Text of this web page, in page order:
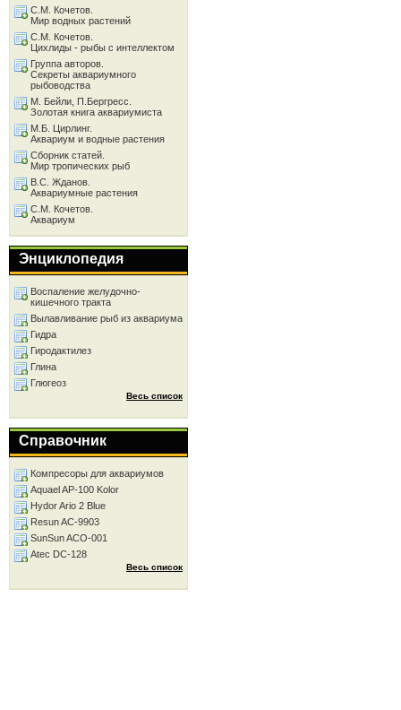
С.М. Кочетов.
Мир водных растений
С.М. Кочетов.
Цихлиды - рыбы с интеллектом
Группа авторов.
Секреты аквариумного
рыбоводства
М. Бейли, П.Бергресс.
Золотая книга аквариумиста
М.Б. Цирлинг.
Аквариум и водные растения
Сборник статей.
Мир тропических рыб
В.С. Жданов.
Аквариумные растения
С.М. Кочетов.
Аквариум
Энциклопедия
Воспаление желудочно-
кишечного тракта
Вылавливание рыб из аквариума
Гидра
Гиродактилез
Глина
Глюгеоз
Весь список
Справочник
Компресоры для аквариумов
Aquael AP-100 Kolor
Hydor Ario 2 Blue
Resun AC-9903
SunSun ACO-001
Atec DC-128
Весь список